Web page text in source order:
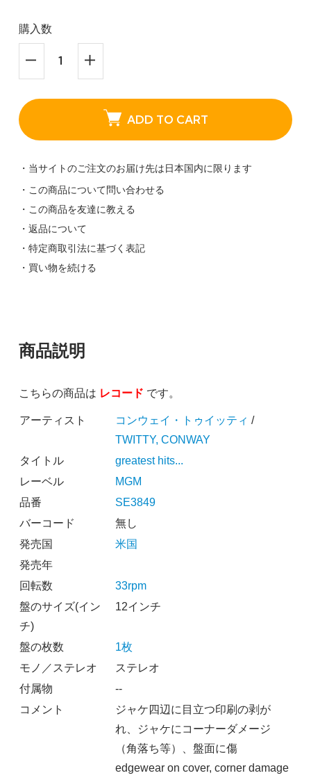
購入数
ADD TO CART
・当サイトのご注文のお届け先は日本国内に限ります
・この商品について問い合わせる
・この商品を友達に教える
・返品について
・特定商取引法に基づく表記
・買い物を続ける
商品説明
こちらの商品は レコード です。
アーティスト コンウェイ・トゥイッティ /
TWITTY, CONWAY
タイトル
greatest hits...
レーベル
MGM
品番
SE3849
バーコード
無し
発売国
米国
発売年
回転数
33rpm
盤のサイズ(イン
チ)
12インチ
盤の枚数
1枚
モノ／ステレオ
ステレオ
付属物
--
コメント
ジャケ四辺に目立つ印刷の剥が
れ、ジャケにコーナーダメージ
（角落ち等）、盤面に傷
edgewear on cover, corner damage